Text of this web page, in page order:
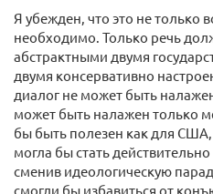
Я убежден, что это не только
необходимо. Только речь
абстрактными двумя
двумя консервативно
диалог не может быть
может быть налажен только
бы быть полезен как для США,
могла бы стать
сменив идеологическую
смогли бы избавиться от